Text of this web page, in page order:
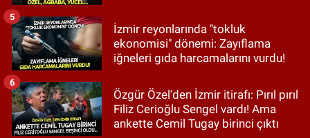
İzmir reyonlarında "tokluk
ekonomisi" dönemi: Zayıflama
iğneleri gıda harcamalarını vurdu!
5
Özgür Özel'den İzmir itirafı: Pırıl pırıl
Filiz Cerioğlu Sengel vardı! Ama
ankette Cemil Tugay birinci çıktı
6